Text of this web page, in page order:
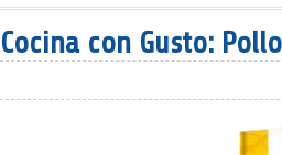
Cocina con Gusto: